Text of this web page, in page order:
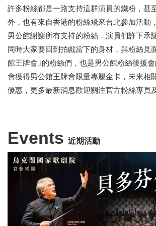
許多粉絲都是一路支持這群演員的鐵粉，甚
外，也有來自香港的粉絲飛來台北參加活動
男公館謝謝所有支持的粉絲，演員們許下承
同時大家要回到拍戲當下的身材，與粉絲見
館王牌會｣的粉絲們，也是男公館粉絲後援
會獲得男公館王牌會限量專屬金卡，未來相
優惠，更多最新消息歡迎關注官方粉絲專頁
Events 近期活動